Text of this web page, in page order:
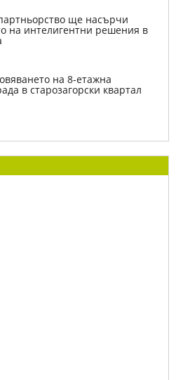
ще насърчи
на интелигентни решения в
на 8-етажна
в старозагорски квартал